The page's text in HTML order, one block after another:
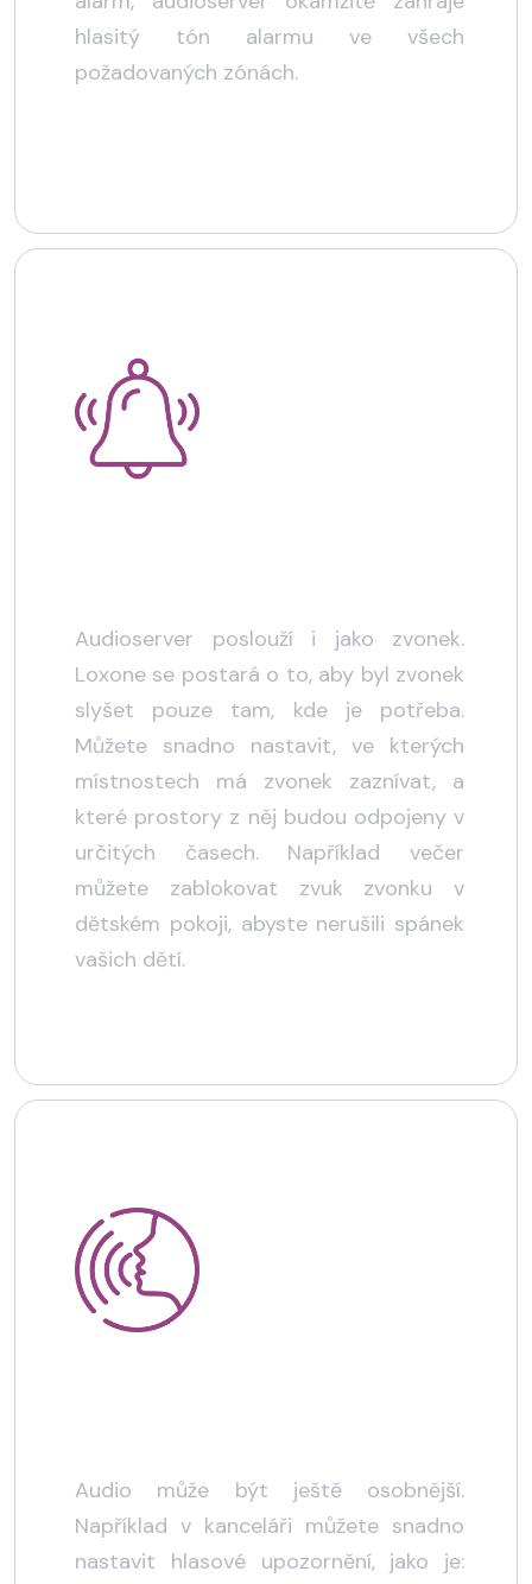
hlasitý tón alarmu ve všech
požadovaných zónách.
Audioserver poslouží i jako zvonek.
Loxone se postará o to, aby byl zvonek
slyšet pouze tam, kde je potřeba.
Můžete snadno nastavit, ve kterých
místnostech má zvonek zaznívat, a
které prostory z něj budou odpojeny v
určitých časech. Například večer
můžete zablokovat zvuk zvonku v
dětském pokoji, abyste nerušili spánek
vašich dětí.
Audio může být ještě osobnější.
Například v kanceláři můžete snadno
nastavit hlasové upozornění, jako je: